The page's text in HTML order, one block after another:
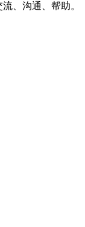
、沟通、帮助。